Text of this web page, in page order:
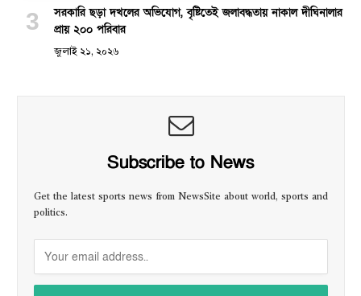
সরকারি ছড়া দখলের অভিযোগ, বৃষ্টিতেই জলাবদ্ধতায় নাকাল দীঘিনালার
প্রায় ২০০ পরিবার
জুলাই ২১, ২০২৬
Subscribe to News
Get the latest sports news from NewsSite about world, sports and
politics.